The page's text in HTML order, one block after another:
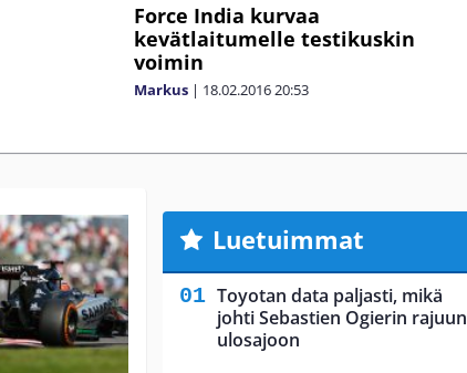
Force India kurvaa
kevätlaitumelle testikuskin
voimin
Markus | 18.02.201620:53
Luetuimmat
Toyotan data paljasti, mikä
johti Sebastien Ogierin rajuun
ulosajoon